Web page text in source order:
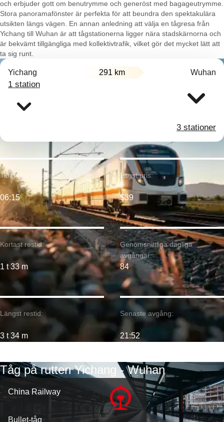
och erbjuder gott om benutrymme och generöst med bagageutrymme.
Stora panoramafönster är perfekta för att beundra den spektakulära
utsikten längs vägen. En annan anledning att välja en tågresa från
Yichang till Wuhan är att tågstationerna ligger nära stadskärnorna och
är bekvämt tillgängliga med kollektivtrafik, vilket gör det mycket lätt att
ta sig runt.
Yichang 291 km Wuhan
1 station
3 stationer
Kortast restid:
1 t 33 m
Tidigaste avgång:
06:15
Längst restid:
3 t 34 m
Lägst pris:
$39
Genomsnittliga dagliga
avgångar:
84
Senaste avgång:
21:52
Tåg på rutten Yichang - Wuhan
China Railway
Bullet-tåg